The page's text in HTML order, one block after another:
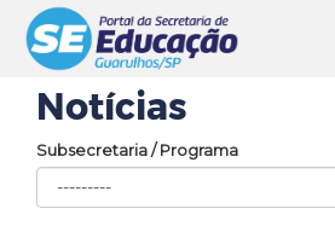
Notícias
Subsecretaria / Programa